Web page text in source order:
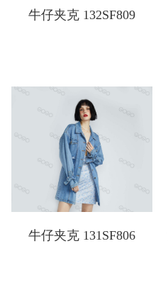
牛仔夹克 132SF809
牛仔夹克 131SF806